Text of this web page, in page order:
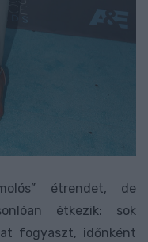
étrendet, de
étkezik: sok
fogyaszt, időnként